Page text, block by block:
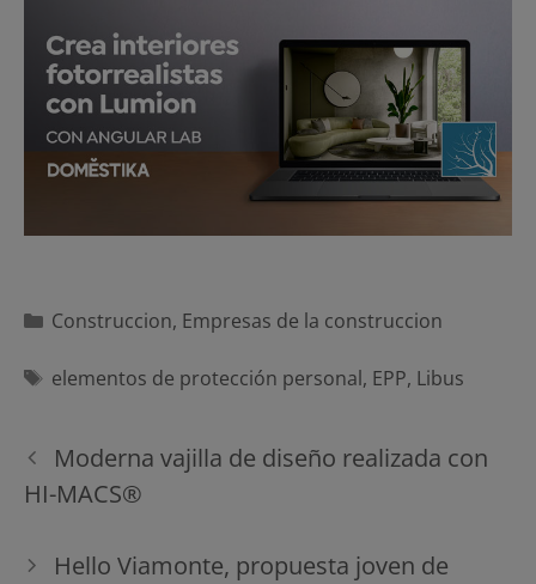
Categorías
Construccion, Empresas de la construccion
Etiquetas
elementos de protección personal, EPP, Libus
Navegación
de
entradas
Moderna vajilla de diseño realizada con
HI-MACS®
Hello Viamonte, propuesta joven de